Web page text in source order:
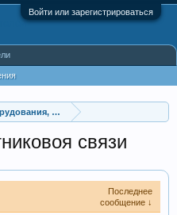
Войти или зарегистрироваться
оборудование для произв
связи
Последнее
сообщение ↓